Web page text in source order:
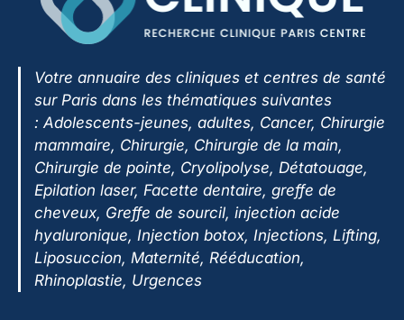
Votre annuaire des cliniques et centres de santé
sur Paris dans les thématiques suivantes
: Adolescents-jeunes, adultes, Cancer, Chirurgie
mammaire, Chirurgie, Chirurgie de la main,
Chirurgie de pointe, Cryolipolyse, Détatouage,
Epilation laser, Facette dentaire, greffe de
cheveux, Greffe de sourcil, injection acide
hyaluronique, Injection botox, Injections, Lifting,
Liposuccion, Maternité, Rééducation,
Rhinoplastie, Urgences